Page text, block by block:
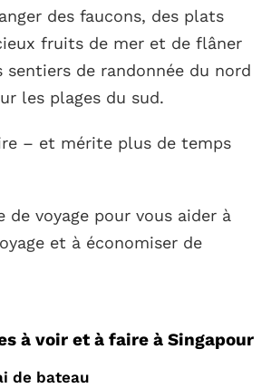
des faucons, des plats
fruits de mer et de flâner
sentiers de randonnée du nord
les plages du sud.
– et mérite plus de temps
de voyage pour vous aider à
et à économiser de
à voir et à faire à Singapour
de bateau